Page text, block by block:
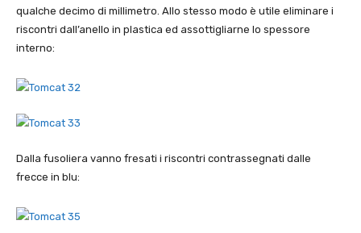
qualche decimo di millimetro. Allo stesso modo è utile eliminare i
riscontri dall’anello in plastica ed assottigliarne lo spessore
interno:
Dalla fusoliera vanno fresati i riscontri contrassegnati dalle
frecce in blu: